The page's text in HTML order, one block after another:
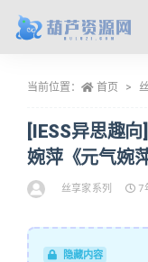
当前位置： 首页
[IESS异思趣
婉萍《元气婉
丝享家系列 7
隐藏内容